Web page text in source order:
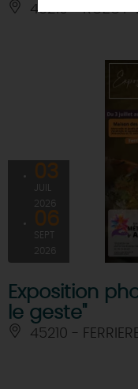
45210 - ROZOY-
03
2026
06
SEPT
2026
Exposition
le geste"
45210 -